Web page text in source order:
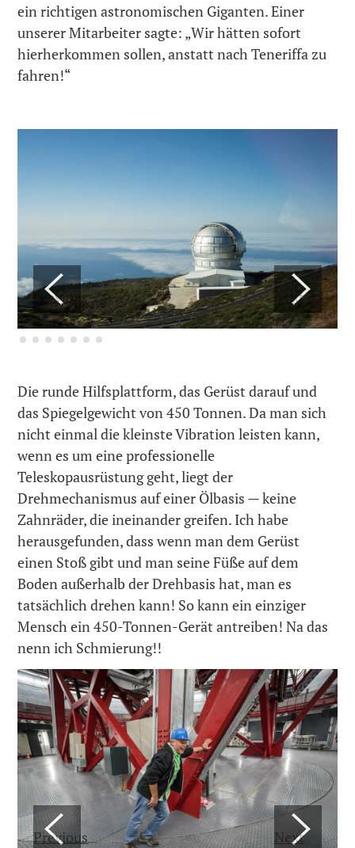
ein richtigen astronomischen Giganten. Einer
unserer Mitarbeiter sagte: „Wir hätten sofort
hierherkommen sollen, anstatt nach Teneriffa zu
fahren!“
Previous Next
Die runde Hilfsplattform, das Gerüst darauf und
das Spiegelgewicht von 450 Tonnen. Da man sich
nicht einmal die kleinste Vibration leisten kann,
wenn es um eine professionelle
Teleskopausrüstung geht, liegt der
Drehmechanismus auf einer Ölbasis — keine
Zahnräder, die ineinander greifen. Ich habe
herausgefunden, dass wenn man dem Gerüst
einen Stoß gibt und man seine Füße auf dem
Boden außerhalb der Drehbasis hat, man es
tatsächlich drehen kann! So kann ein einziger
Mensch ein 450-Tonnen-Gerät antreiben! Na das
nenn ich Schmierung!!
Previous Next